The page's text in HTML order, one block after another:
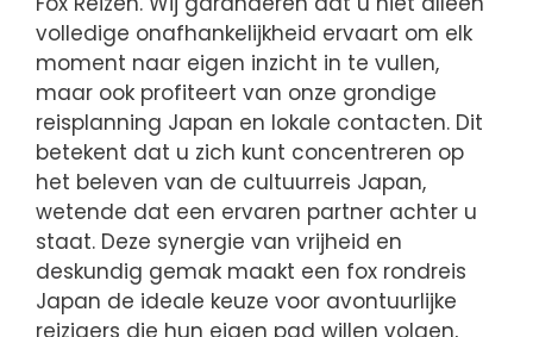
volledige onafhankelijkheid ervaart om elk
moment naar eigen inzicht in te vullen,
maar ook profiteert van onze grondige
reisplanning Japan en lokale contacten. Dit
betekent dat u zich kunt concentreren op
het beleven van de cultuurreis Japan,
wetende dat een ervaren partner achter u
staat. Deze synergie van vrijheid en
deskundig gemak maakt een fox rondreis
Japan de ideale keuze voor avontuurlijke
reizigers die hun eigen pad willen volgen,